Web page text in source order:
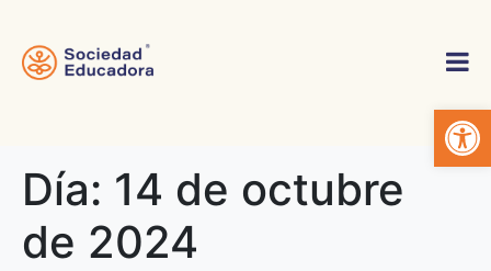
Abrir
Día: 14 de octubre
de 2024